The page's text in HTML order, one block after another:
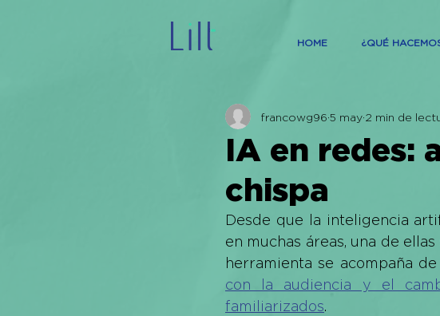
HOME ¿QUÉ
IA en redes:
chispa
francowg96 5 may 2 min de
Desde que la inteligencia
en muchas áreas, una de
herramienta se acompaña
con la audiencia y el
familiarizados.